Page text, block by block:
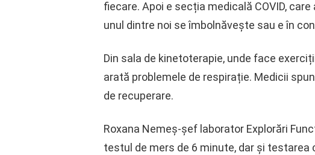
fiecare. Apoi e secția medicală COVID,
unul dintre noi se îmbolnăvește sau e în
Din sala de kinetoterapie, unde face
arată problemele de respirație. Medicii
de recuperare.
Roxana Nemeş-şef laborator Explorări
testul de mers de 6 minute, dar și testarea